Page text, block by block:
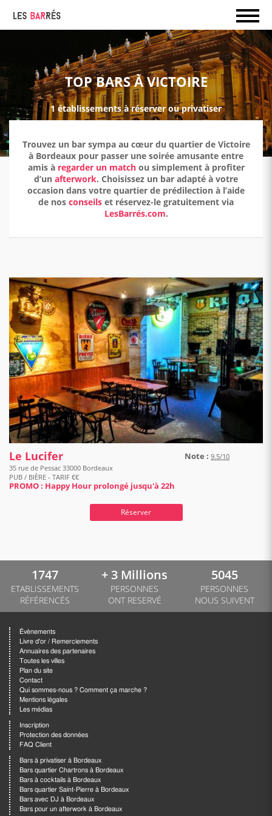
TOP BARS À VICTOIRE
1 établissements à réserver ou privatiser
Trouvez un bar sympa au cœur du quartier de Victoire
à Bordeaux pour passer une soirée amusante entre
amis à regarder un matchou simplement à profiter
d’un afterwork. Choisissez un bar adapté à votre
occasion dans votre quartier de prédilection à l’aide
de nos conseils et réservez-le gratuitement via
LesBarrés.com.
Le Lucifer Note : 9.5/10
35 rue de Pessac 33000 Bordeaux
PUB / BIÈRE - TARIF €€
PROMO : Happy Hour prolongé jusqu'à 22h
Réserver
1747
ETABLISSEMENTS
RÉFÉRENCÉS
+ 3 Millions
PERSONNES
ONT RESERVÉ
5045
PERSONNES
NOUS SUIVENT
Évènements
Livre d'or / Remerciements
Annuaires des partenaires
Toutes les villes
Plan du site
Contact
Qui sommes-nous ? Comment ça marche ?
Mentions légales
Les médias
Inscription
Protection des données
FAQ Client
Bars à privatiser à Bordeaux
Bars quartier Chartrons à Bordeaux
Bars à cocktails à Bordeaux
Bars quartier Saint-Pierre à Bordeaux
Bars avec DJ à Bordeaux
Bars pour un afterwork à Bordeaux